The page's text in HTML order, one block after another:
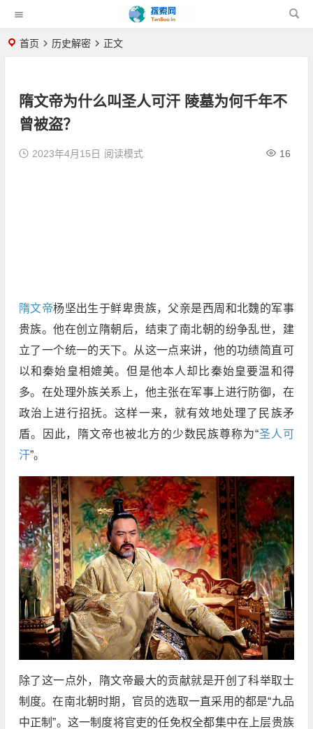
首页 历史解密 正文
隋文帝为什么叫圣人可汗 陵墓为何千年不
曾被盗？
2023年4月15日 16
阅读模式
隋文帝杨坚出生于鲜卑贵族，父亲是西周和北魏的军事
贵族。他在创立隋朝后，结束了南北朝的纷争乱世，建
立了一个统一的天下。从这一点来讲，他的功绩简直可
以和秦始皇相媲美。但是他本人却比秦始皇要温和得
多。在处理外族关系上，他主张在军事上进行防御，在
政治上进行招抚。这样一来，就有效地处理了民族矛
盾。因此，隋文帝也被北方的少数民族尊称为“圣人可
汗”。
除了这一点外，隋文帝最大的贡献就是开创了科举取士
制度。在南北朝时期，官员的选取一直采用的都是“九品
中正制”。这一制度将官吏的任免权全都集中在上层贵族